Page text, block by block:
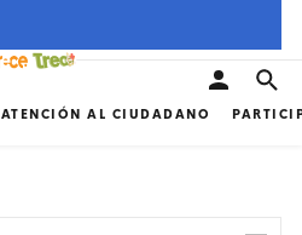
ATENCIÓN AL CIUDADANO